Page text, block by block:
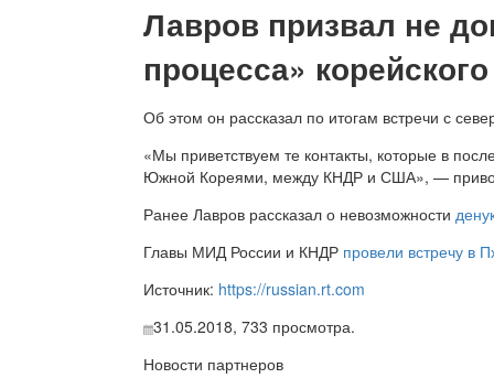
Лавров призвал не
процесса»
Об этом он рассказал по итогам встречи с
«Мы приветствуем те контакты, которые в
Южной Кореями, между КНДР и США», —
Ранее Лавров рассказал о невозможности
Главы МИД России и КНДР провели встречу в
Источник: https://russian.rt.com
31.05.2018, 733 просмотра.
Новости партнеров